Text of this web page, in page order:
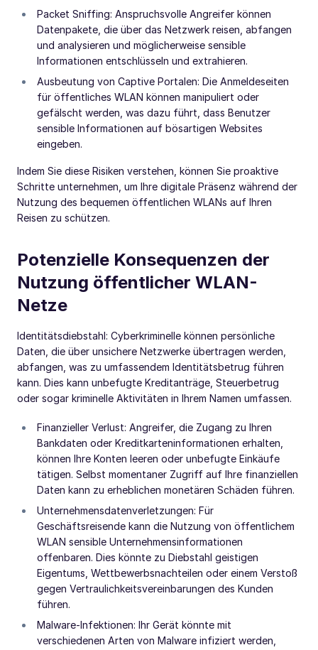
Packet Sniffing: Anspruchsvolle Angreifer können
Datenpakete, die über das Netzwerk reisen, abfangen
und analysieren und möglicherweise sensible
Informationen entschlüsseln und extrahieren.
Ausbeutung von Captive Portalen: Die Anmeldeseiten
für öffentliches WLAN können manipuliert oder
gefälscht werden, was dazu führt, dass Benutzer
sensible Informationen auf bösartigen Websites
eingeben.
Indem Sie diese Risiken verstehen, können Sie proaktive
Schritte unternehmen, um Ihre digitale Präsenz während der
Nutzung des bequemen öffentlichen WLANs auf Ihren
Reisen zu schützen.
Potenzielle Konsequenzen der
Nutzung öffentlicher WLAN-
Netze
Identitätsdiebstahl: Cyberkriminelle können persönliche
Daten, die über unsichere Netzwerke übertragen werden,
abfangen, was zu umfassendem Identitätsbetrug führen
kann. Dies kann unbefugte Kreditanträge, Steuerbetrug
oder sogar kriminelle Aktivitäten in Ihrem Namen umfassen.
Finanzieller Verlust: Angreifer, die Zugang zu Ihren
Bankdaten oder Kreditkarteninformationen erhalten,
können Ihre Konten leeren oder unbefugte Einkäufe
tätigen. Selbst momentaner Zugriff auf Ihre finanziellen
Daten kann zu erheblichen monetären Schäden führen.
Unternehmensdatenverletzungen: Für
Geschäftsreisende kann die Nutzung von öffentlichem
WLAN sensible Unternehmensinformationen
offenbaren. Dies könnte zu Diebstahl geistigen
Eigentums, Wettbewerbsnachteilen oder einem Verstoß
gegen Vertraulichkeitsvereinbarungen des Kunden
führen.
Malware-Infektionen: Ihr Gerät könnte mit
verschiedenen Arten von Malware infiziert werden,